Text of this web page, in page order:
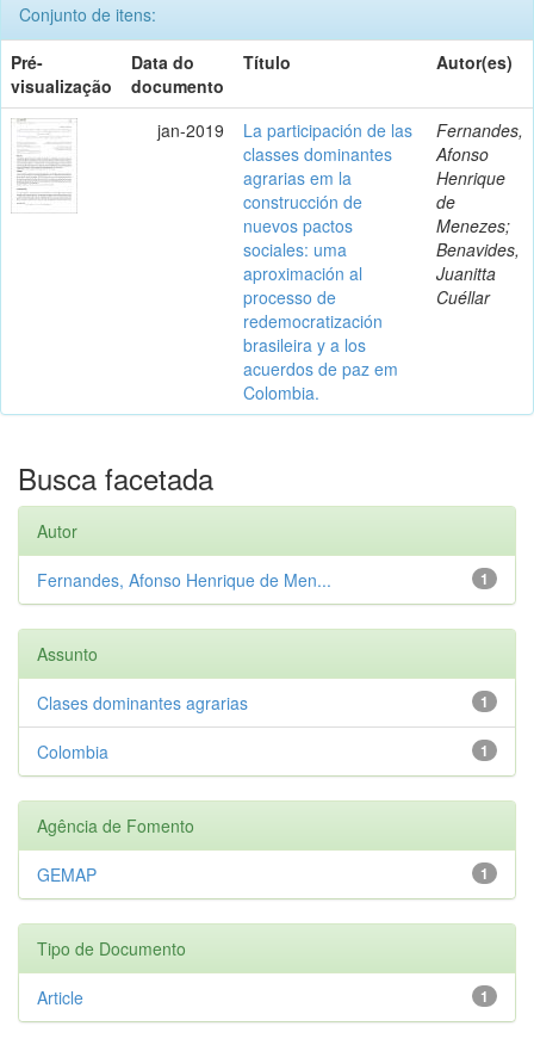
Conjunto de itens:
Pré-
visualização
Data do
documento
Título Autor(es)
jan-2019
La participación de las
classes dominantes
agrarias em la
construcción de
nuevos pactos
sociales: uma
aproximación al
processo de
redemocratización
brasileira y a los
acuerdos de paz em
Colombia.
Fernandes,
Afonso
Henrique
de
Menezes;
Benavides,
Juanitta
Cuéllar
Busca facetada
Autor
1
Fernandes, Afonso Henrique de Men...
Assunto
1
Clases dominantes agrarias
1
Colombia
Agência de Fomento
1
GEMAP
Tipo de Documento
1
Article